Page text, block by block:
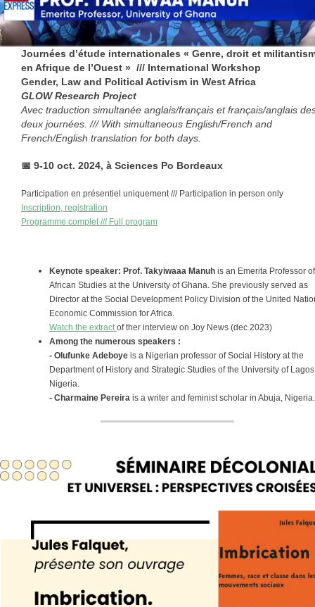
Journées d’étude internationales « Genre, droit et
en Afrique de l’Ouest » /// International Workshop
Gender, Law and Political Activism in West Africa
GLOW Research Project
Avec traduction simultanée anglais/français et français/anglais
deux journées. /// With simultaneous English/French and
French/English translation for both days.
📅 9-10 oct. 2024, à Sciences Po Bordeaux
Participation en présentiel uniquement /// Participation in person only
Inscription, registration
Programme complet /// Full program
Keynote speaker: Prof. Takyiwaaa Manuh is an Emerita Professor of
African Studies at the University of Ghana. She previously served as
Director at the Social Development Policy Division of the United
Economic Commission for Africa.
Watch the extractof ther interview on Joy News (dec 2023)
Among the numerous speakers :
- Olufunke Adeboye is a Nigerian professor of Social History at the
Department of History and Strategic Studies of the University of
Nigeria.
- Charmaine Pereira is a writer and feminist scholar in Abuja, Nigeria.